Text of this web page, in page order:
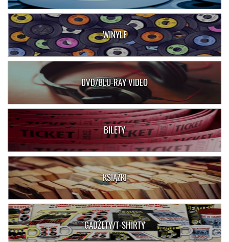
WINYLE
DVD/BLU-RAY VIDEO
BILETY
KSIĄŻKI
GADŻETY/T-SHIRTY